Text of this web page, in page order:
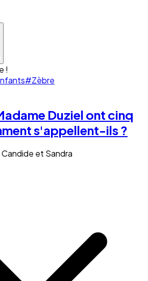
!
#Zèbre
Duziel ont cinq
s'appellent-ils ?
et Sandra